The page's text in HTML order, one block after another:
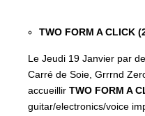
TWO FORM A CLICK
Le Jeudi 19 Janvier par
Carré de Soie, Grrrnd
accueillir TWO FORM A
guitar/electronics/voice